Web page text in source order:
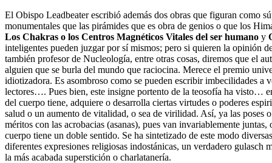
El Obispo Leadbeater escribió además dos obras que figuran como
monumentales que las pirámides que es obra de genios o que los
Los Chakras o los Centros Magnéticos Vitales del ser humano y
inteligentes pueden juzgar por sí mismos; pero si quieren la opinión
también profesor de Nucleología, entre otras cosas, diremos que el
alguien que se burla del mundo que raciocina. Merece el premio
idiotizadora. Es asombroso como se pueden escribir imbecilidades a
lectores…. Pues bien, este insigne portento de la teosofía ha visto…
del cuerpo tiene, adquiere o desarrolla ciertas virtudes o poderes
salud o un aumento de vitalidad, o sea de virilidad. Así, ya las poses
méritos con las acrobacias (asanas), pues van invariablemente
cuerpo tiene un doble sentido. Se ha sintetizado de este modo
diferentes expresiones religiosas indostánicas, un verdadero gulasch
la más acabada superstición o charlatanería.